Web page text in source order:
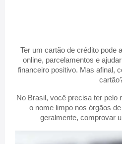
Ter um cartão de crédito pode
online, parcelamentos e
financeiro positivo. Mas afinal,
No Brasil, você precisa ter pelo
o nome limpo nos órgãos
geralmente, comprovar